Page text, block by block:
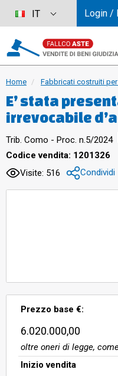
Home Fabbricati costruiti
E’ stata
irrevocabile
Lotto
siti in Turate
Euro 6.020.000,00. Con
applicazione
prededuzioni
fissato
1.500.000,00. Lotto Unico
comprensivo
Turate (CO) e Roma
sito in Turate
Trib. Como - Proc. n.5/2024
Codice vendita: 1201326
Visite: 516
Condividi
Prezzo base €:
6.020.000,00
oltre oneri di legge,
Inizio vendita
IT Login /